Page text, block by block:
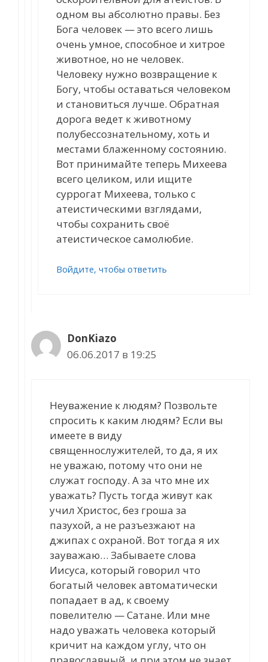
одном вы абсолютно правы. Без
Бога человек — это всего лишь
очень умное, способное и хитрое
животное, но не человек.
Человеку нужно возвращение к
Богу, чтобы оставаться человеком
и становиться лучше. Обратная
дорога ведет к животному
полубессознательному, хоть и
местами блаженному состоянию.
Вот принимайте теперь Михеева
всего целиком, или ищите
суррогат Михеева, только с
атеистическими взглядами,
чтобы сохранить своё
атеистическое самолюбие.
Войдите, чтобы ответить
DonKiazo
06.06.2017 в 19:25
Неуважение к людям? Позвольте
спросить к каким людям? Если вы
имеете в виду
священнослужителей, то да, я их
не уважаю, потому что они не
служат господу. А за что мне их
уважать? Пусть тогда живут как
учил Христос, без гроша за
пазухой, а не разъезжают на
джипах с охраной. Вот тогда я их
зауважаю… Забываете слова
Иисуса, который говорил что
богатый человек автоматически
попадает в ад, к своему
повелителю — Сатане. Или мне
надо уважать человека который
кричит на каждом углу, что он